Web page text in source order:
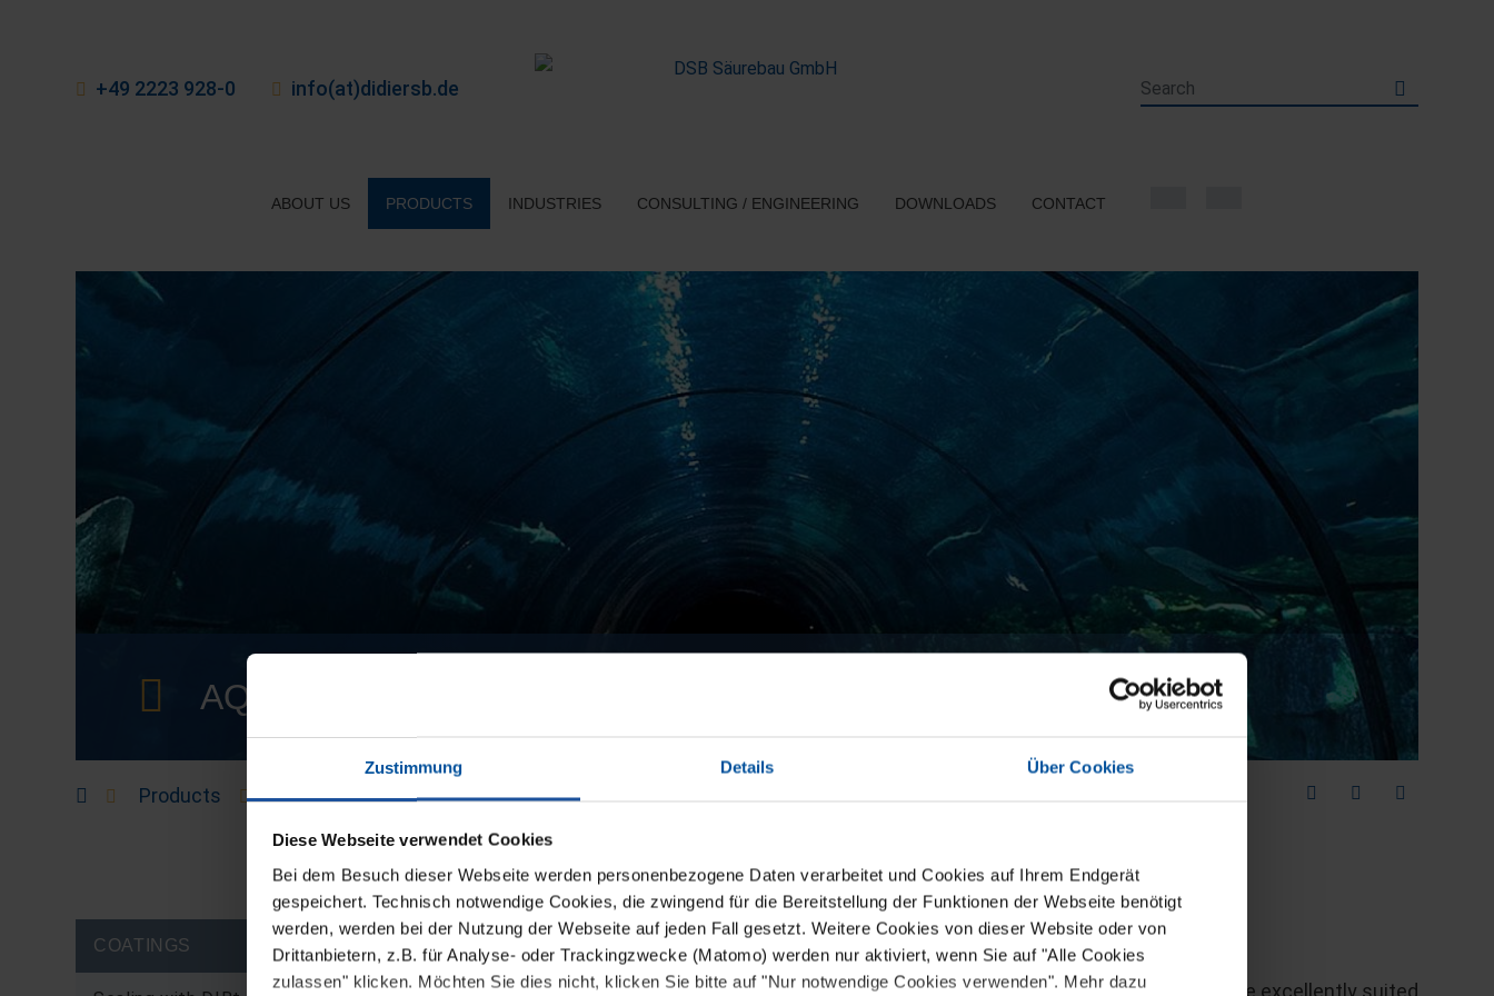
Zustimmung Details Über Cookies
Diese Webseite verwendet Cookies
Bei dem Besuch dieser Webseite werden personenbezogene Daten verarbeitet und Cookies auf Ihrem Endgerät
gespeichert. Technisch notwendige Cookies, die zwingend für die Bereitstellung der Funktionen der Webseite benötigt
werden, werden bei der Nutzung der Webseite auf jeden Fall gesetzt. Weitere Cookies von dieser Website oder von
Drittanbietern, z.B. für Analyse- oder Trackingzwecke (Matomo) werden nur aktiviert, wenn Sie auf "Alle Cookies
zulassen" klicken. Möchten Sie dies nicht, klicken Sie bitte auf "Nur notwendige Cookies verwenden". Mehr dazu
+49 2223 928-0 info(at)didiersb.de
ABOUT US PRODUCTS INDUSTRIES CONSULTING / ENGINEERING DOWNLOADS CONTACT
AQUARIUMS
Products Coatings Aquariums
COATINGS Aquariums
In recent years, our coating systems have proven to be excellently suited